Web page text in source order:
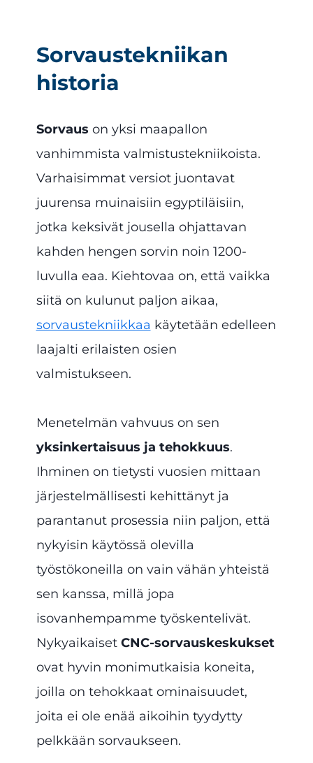
Sorvaustekniikan
historia
Sorvaus on yksi maapallon
vanhimmista valmistustekniikoista.
Varhaisimmat versiot juontavat
juurensa muinaisiin egyptiläisiin,
jotka keksivät jousella ohjattavan
kahden hengen sorvin noin 1200-
luvulla eaa. Kiehtovaa on, että vaikka
siitä on kulunut paljon aikaa,
sorvaustekniikkaa käytetään edelleen
laajalti erilaisten osien
valmistukseen.
Menetelmän vahvuus on sen
yksinkertaisuus ja tehokkuus.
Ihminen on tietysti vuosien mittaan
järjestelmällisesti kehittänyt ja
parantanut prosessia niin paljon, että
nykyisin käytössä olevilla
työstökoneilla on vain vähän yhteistä
sen kanssa, millä jopa
isovanhempamme työskentelivät.
Nykyaikaiset CNC-sorvauskeskukset
ovat hyvin monimutkaisia koneita,
joilla on tehokkaat ominaisuudet,
joita ei ole enää aikoihin tyydytty
pelkkään sorvaukseen.